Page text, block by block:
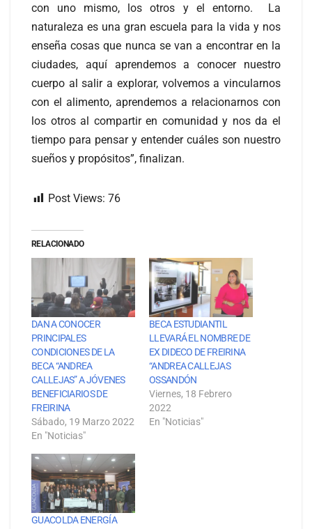
con uno mismo, los otros y el entorno. La
naturaleza es una gran escuela para la vida y nos
enseña cosas que nunca se van a encontrar en la
ciudades, aquí aprendemos a conocer nuestro
cuerpo al salir a explorar, volvemos a vincularnos
con el alimento, aprendemos a relacionarnos con
los otros al compartir en comunidad y nos da el
tiempo para pensar y entender cuáles son nuestro
sueños y propósitos”, finalizan.
Post Views: 76
RELACIONADO
DAN A CONOCER
PRINCIPALES
CONDICIONES DE LA
BECA “ANDREA
CALLEJAS” A JÓVENES
BENEFICIARIOS DE
FREIRINA
Sábado, 19 Marzo 2022
En "Noticias"
BECA ESTUDIANTIL
LLEVARÁ EL NOMBRE DE
EX DIDECO DE FREIRINA
“ANDREA CALLEJAS
OSSANDÓN
Viernes, 18 Febrero
2022
En "Noticias"
GUACOLDA ENERGÍA